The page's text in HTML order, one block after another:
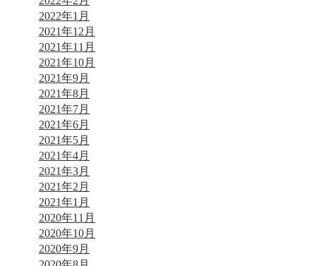
2022年1月
2021年12月
2021年11月
2021年10月
2021年9月
2021年8月
2021年7月
2021年6月
2021年5月
2021年4月
2021年3月
2021年2月
2021年1月
2020年11月
2020年10月
2020年9月